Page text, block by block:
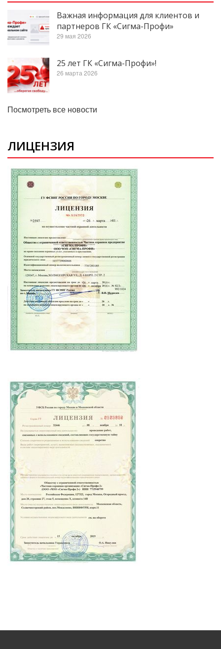
Важная информация для клиентов и
партнеров ГК «Сигма-Профи»
29 мая 2026
25 лет ГК «Сигма-Профи»!
26 марта 2026
Посмотреть все новости
ЛИЦЕНЗИЯ